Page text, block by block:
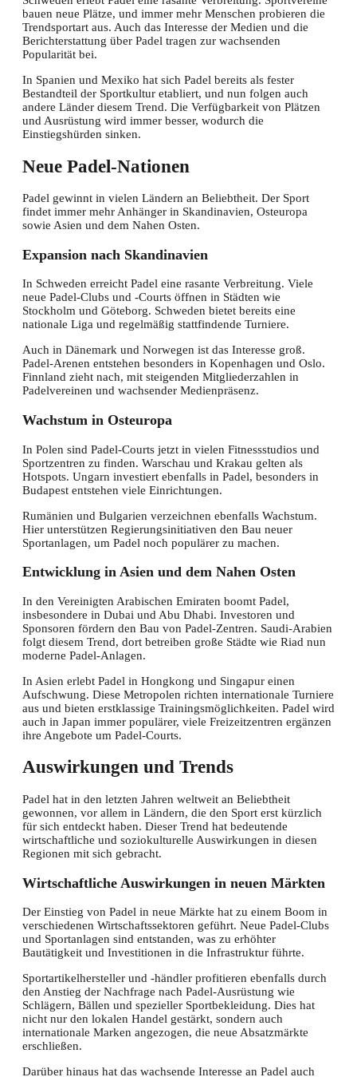
bauen neue Plätze, und immer mehr Menschen probieren die
Trendsportart aus. Auch das Interesse der Medien und die
Berichterstattung über Padel tragen zur wachsenden
Popularität bei.
In Spanien und Mexiko hat sich Padel bereits als fester
Bestandteil der Sportkultur etabliert, und nun folgen auch
andere Länder diesem Trend. Die Verfügbarkeit von Plätzen
und Ausrüstung wird immer besser, wodurch die
Einstiegshürden sinken.
Neue Padel-Nationen
Padel gewinnt in vielen Ländern an Beliebtheit. Der Sport
findet immer mehr Anhänger in Skandinavien, Osteuropa
sowie Asien und dem Nahen Osten.
Expansion nach Skandinavien
In Schweden erreicht Padel eine rasante Verbreitung. Viele
neue Padel-Clubs und -Courts öffnen in Städten wie
Stockholm und Göteborg. Schweden bietet bereits eine
nationale Liga und regelmäßig stattfindende Turniere.
Auch in Dänemark und Norwegen ist das Interesse groß.
Padel-Arenen entstehen besonders in Kopenhagen und Oslo.
Finnland zieht nach, mit steigenden Mitgliederzahlen in
Padelvereinen und wachsender Medienpräsenz.
Wachstum in Osteuropa
In Polen sind Padel-Courts jetzt in vielen Fitnessstudios und
Sportzentren zu finden. Warschau und Krakau gelten als
Hotspots. Ungarn investiert ebenfalls in Padel, besonders in
Budapest entstehen viele Einrichtungen.
Rumänien und Bulgarien verzeichnen ebenfalls Wachstum.
Hier unterstützen Regierungsinitiativen den Bau neuer
Sportanlagen, um Padel noch populärer zu machen.
Entwicklung in Asien und dem Nahen Osten
In den Vereinigten Arabischen Emiraten boomt Padel,
insbesondere in Dubai und Abu Dhabi. Investoren und
Sponsoren fördern den Bau von Padel-Zentren. Saudi-Arabien
folgt diesem Trend, dort betreiben große Städte wie Riad nun
moderne Padel-Anlagen.
In Asien erlebt Padel in Hongkong und Singapur einen
Aufschwung. Diese Metropolen richten internationale Turniere
aus und bieten erstklassige Trainingsmöglichkeiten. Padel wird
auch in Japan immer populärer, viele Freizeitzentren ergänzen
ihre Angebote um Padel-Courts.
Auswirkungen und Trends
Padel hat in den letzten Jahren weltweit an Beliebtheit
gewonnen, vor allem in Ländern, die den Sport erst kürzlich
für sich entdeckt haben. Dieser Trend hat bedeutende
wirtschaftliche und soziokulturelle Auswirkungen in diesen
Regionen mit sich gebracht.
Wirtschaftliche Auswirkungen in neuen Märkten
Der Einstieg von Padel in neue Märkte hat zu einem Boom in
verschiedenen Wirtschaftssektoren geführt. Neue Padel-Clubs
und Sportanlagen sind entstanden, was zu erhöhter
Bautätigkeit und Investitionen in die Infrastruktur führte.
Sportartikelhersteller und -händler profitieren ebenfalls durch
den Anstieg der Nachfrage nach Padel-Ausrüstung wie
Schlägern, Bällen und spezieller Sportbekleidung. Dies hat
nicht nur den lokalen Handel gestärkt, sondern auch
internationale Marken angezogen, die neue Absatzmärkte
erschließen.
Darüber hinaus hat das wachsende Interesse an Padel auch